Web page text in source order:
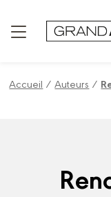
Accueil /Auteurs /